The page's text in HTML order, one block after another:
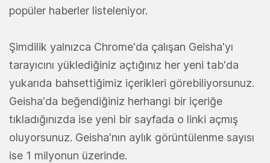
popüler haberler listeleniyor.
Şimdilik yalnızca Chrome'da çalışan Geisha'yı
tarayıcını yüklediğiniz açtığınız her yeni tab'da
yukarıda bahsettiğimiz içerikleri görebiliyorsunuz.
Geisha'da beğendiğiniz herhangi bir içeriğe
tıkladığınızda ise yeni bir sayfada o linki açmış
oluyorsunuz. Geisha'nın aylık görüntülenme sayısı
ise 1 milyonun üzerinde.